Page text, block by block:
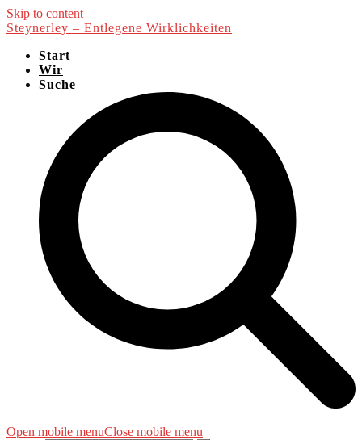
Skip to content
Steynerley – Entlegene Wirklichkeiten
Start
Wir
Suche
Open mobile menuClose mobile menu